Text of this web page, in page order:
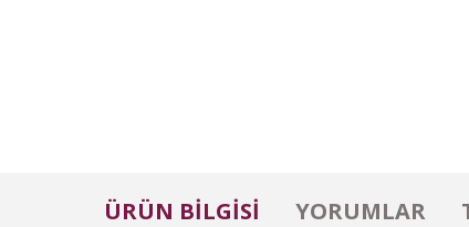
ÜRÜN BILGISI YORUMLAR